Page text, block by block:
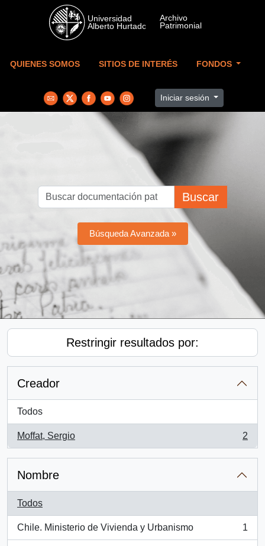
Skip to main content
QUIENES SOMOS SITIOS DE INTERÉS FONDOS
Iniciar sesión
Buscar
Búsqueda Avanzada »
Restringir resultados por:
Creador
Todos
Moffat, Sergio
, 2 resultados
2
Nombre
Todos
Chile. Ministerio de Vivienda y Urbanismo
, 1 resultados
1